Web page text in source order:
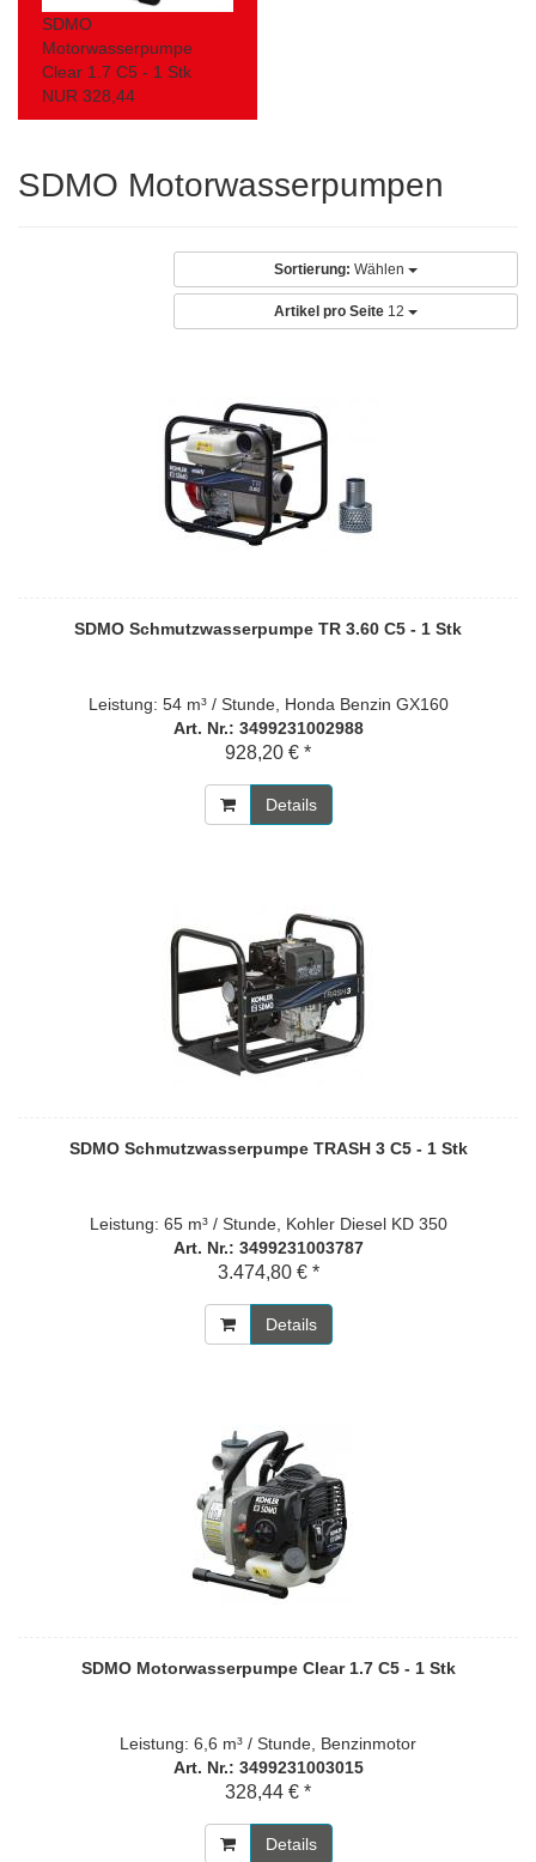
SDMO
Motorwasserpumpe
Clear 1.7 C5 - 1 Stk
NUR 328,44
SDMO Motorwasserpumpen
Sortierung: Wählen
Artikel pro Seite 12
SDMO Schmutzwasserpumpe TR 3.60 C5 - 1 Stk
Leistung: 54 m³ / Stunde, Honda Benzin GX160
Art. Nr.: 3499231002988
928,20 € *
Details
SDMO Schmutzwasserpumpe TRASH 3 C5 - 1 Stk
Leistung: 65 m³ / Stunde, Kohler Diesel KD 350
Art. Nr.: 3499231003787
3.474,80 € *
Details
SDMO Motorwasserpumpe Clear 1.7 C5 - 1 Stk
Leistung: 6,6 m³ / Stunde, Benzinmotor
Art. Nr.: 3499231003015
328,44 € *
Details